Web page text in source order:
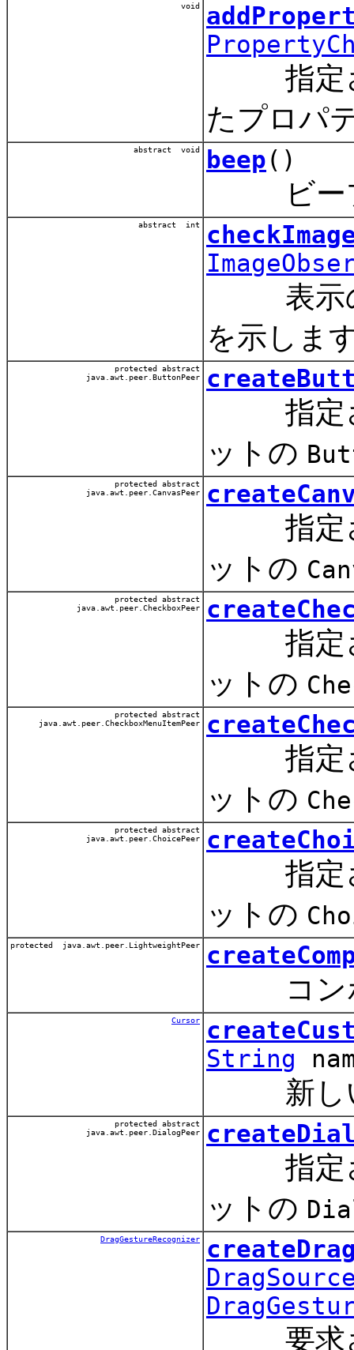
void
指定さ
たプロパ
abstract void beep()
ビープ
abstract int
表示の
を示しま
protected abstract
java.awt.peer.ButtonPeer
指定さ
ットの
protected abstract
java.awt.peer.CanvasPeer
指定さ
ットの
protected abstract
java.awt.peer.CheckboxPeer
指定さ
ットの
protected abstract
java.awt.peer.CheckboxMenuItemPeer
指定さ
ットの
protected abstract
java.awt.peer.ChoicePeer
指定さ
ットの
protected java.awt.peer.LightweightPeer
コンポ
Cursor
String
新しい
protected abstract
java.awt.peer.DialogPeer
指定さ
ットの
DragGestureRecognizer
要求さ